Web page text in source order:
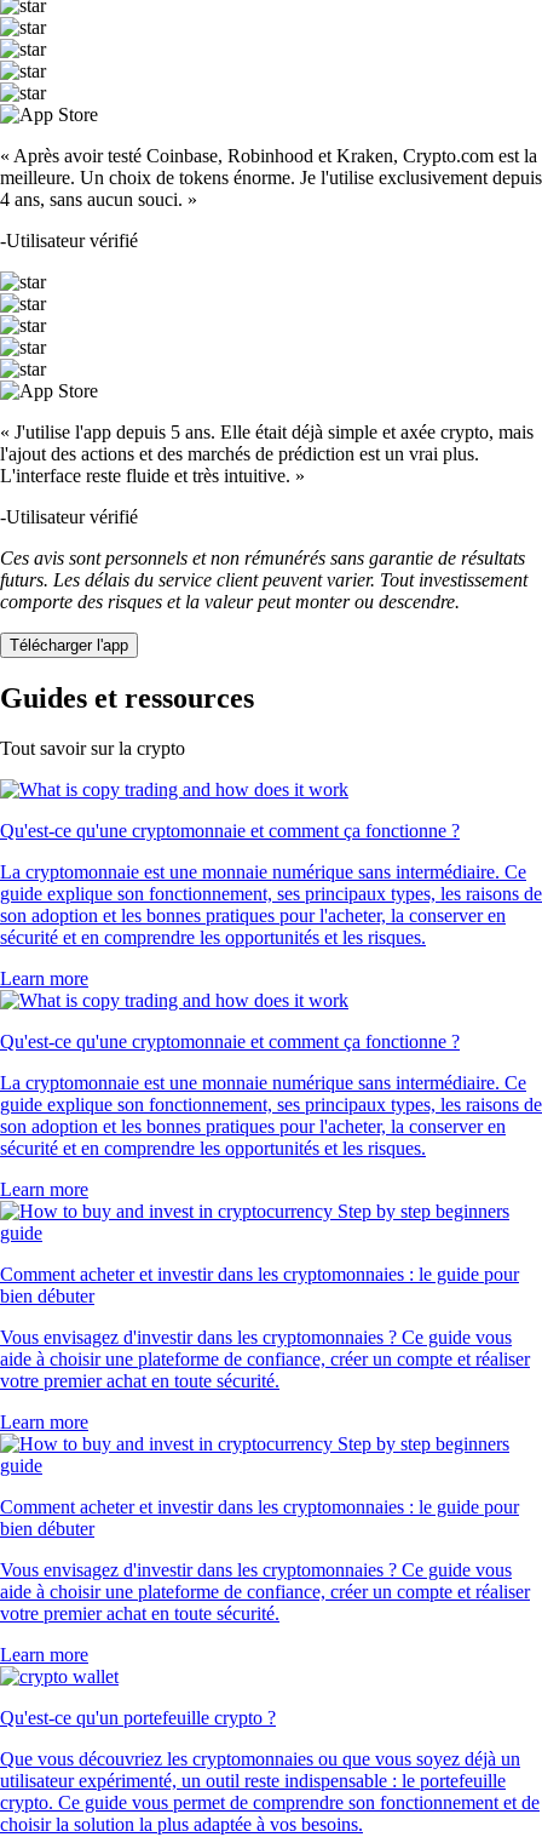
« Après avoir testé Coinbase, Robinhood et Kraken, Crypto.com est la
meilleure. Un choix de tokens énorme. Je l'utilise exclusivement depuis
4 ans, sans aucun souci. »
-Utilisateur vérifié
« J'utilise l'app depuis 5 ans. Elle était déjà simple et axée crypto, mais
l'ajout des actions et des marchés de prédiction est un vrai plus.
L'interface reste fluide et très intuitive. »
-Utilisateur vérifié
Ces avis sont personnels et non rémunérés sans garantie de résultats
futurs. Les délais du service client peuvent varier. Tout investissement
comporte des risques et la valeur peut monter ou descendre.
Télécharger l'app
Guides et ressources
Tout savoir sur la crypto
Qu'est-ce qu'une cryptomonnaie et comment ça fonctionne ?
La cryptomonnaie est une monnaie numérique sans intermédiaire. Ce
guide explique son fonctionnement, ses principaux types, les raisons de
son adoption et les bonnes pratiques pour l'acheter, la conserver en
sécurité et en comprendre les opportunités et les risques.
Learn more
Qu'est-ce qu'une cryptomonnaie et comment ça fonctionne ?
La cryptomonnaie est une monnaie numérique sans intermédiaire. Ce
guide explique son fonctionnement, ses principaux types, les raisons de
son adoption et les bonnes pratiques pour l'acheter, la conserver en
sécurité et en comprendre les opportunités et les risques.
Learn more
Comment acheter et investir dans les cryptomonnaies : le guide pour
bien débuter
Vous envisagez d'investir dans les cryptomonnaies ? Ce guide vous
aide à choisir une plateforme de confiance, créer un compte et réaliser
votre premier achat en toute sécurité.
Learn more
Comment acheter et investir dans les cryptomonnaies : le guide pour
bien débuter
Vous envisagez d'investir dans les cryptomonnaies ? Ce guide vous
aide à choisir une plateforme de confiance, créer un compte et réaliser
votre premier achat en toute sécurité.
Learn more
Qu'est-ce qu'un portefeuille crypto ?
Que vous découvriez les cryptomonnaies ou que vous soyez déjà un
utilisateur expérimenté, un outil reste indispensable : le portefeuille
crypto. Ce guide vous permet de comprendre son fonctionnement et de
choisir la solution la plus adaptée à vos besoins.